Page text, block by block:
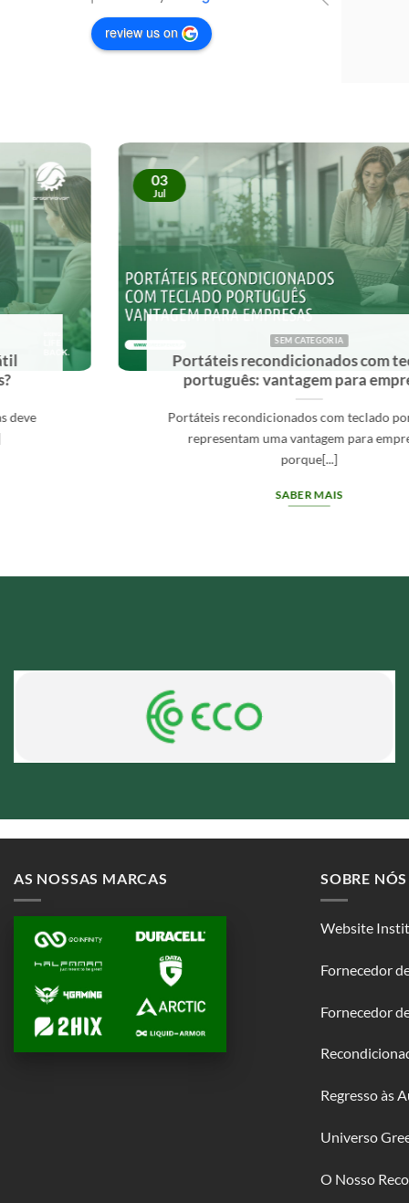
review us on
Portáteis recondicionados com teclado
português: vantagem para empresas
Portáteis recondicionados com teclado português
representam uma vantagem para empresas
03
Jul
AS NOSSAS MARCAS SOBRE NÓS
Website
Fornecedor
Fornecedor
Regresso às
Universo
O Nosso